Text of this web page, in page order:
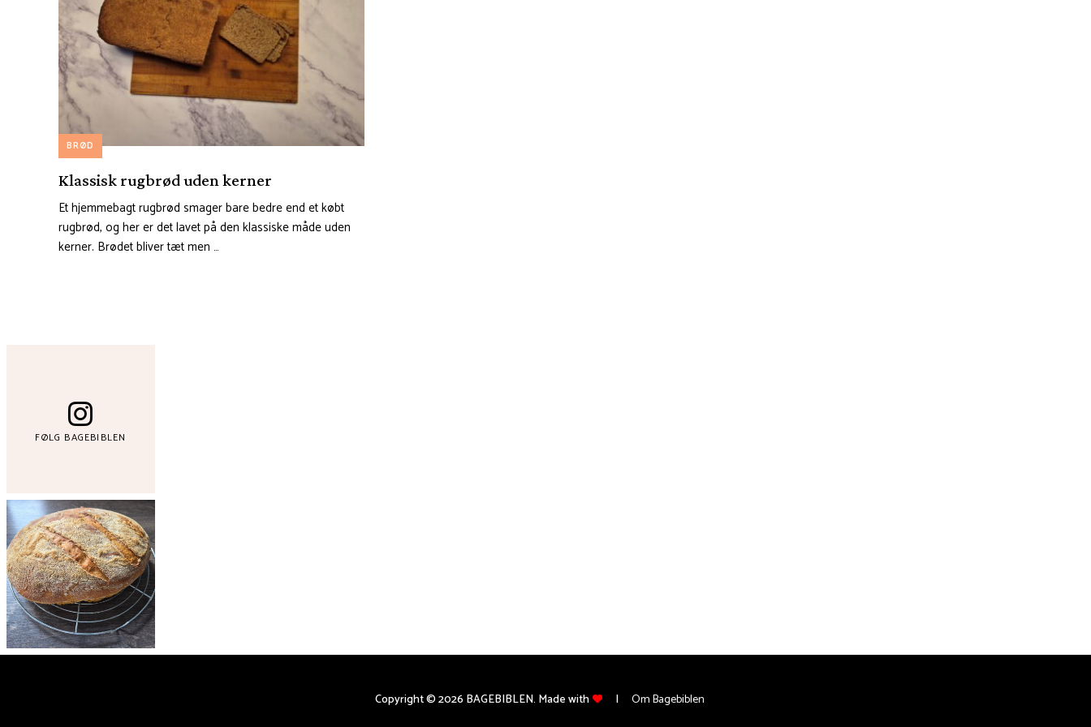
BRØD
Klassisk rugbrød uden kerner
Et hjemmebagt rugbrød smager bare bedre end et købt
rugbrød, og her er det lavet på den klassiske måde uden
kerner. Brødet bliver tæt men …
FØLG BAGEBIBLEN
Om Bagebiblen
Copyright © 2026 BAGEBIBLEN. Made with